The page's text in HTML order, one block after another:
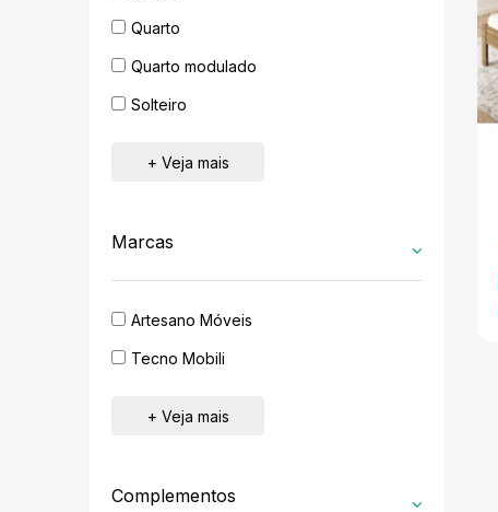
Quarto
Quarto modulado
Solteiro
+ Veja mais
Marcas
Artesano Móveis
Tecno Mobili
+ Veja mais
Complementos